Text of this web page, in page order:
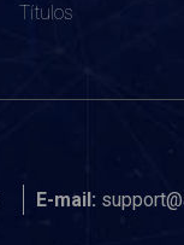
Títulos
E-mail: